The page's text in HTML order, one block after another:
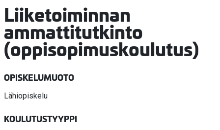
Liiketoiminnan
ammattitutkinto
(oppisopimuskoulutus)
OPISKELUMUOTO
Lähiopiskelu
KOULUTUSTYYPPI